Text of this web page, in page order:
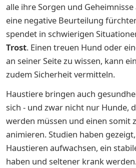
alle ihre Sorgen und
eine negative Beurteilung
spendet in schwierigen
Trost. Einen treuen Hund oder
an seiner Seite zu wissen, kann
zudem Sicherheit vermitteln.
Haustiere bringen auch
sich - und zwar nicht nur Hunde,
werden müssen und einen somit
animieren. Studien haben
Haustieren aufwachsen, ein
haben und seltener krank